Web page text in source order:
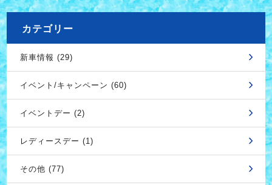
カテゴリー
新車情報 (29)
イベント/キャンペーン (60)
イベントデー (2)
レディースデー (1)
その他 (77)